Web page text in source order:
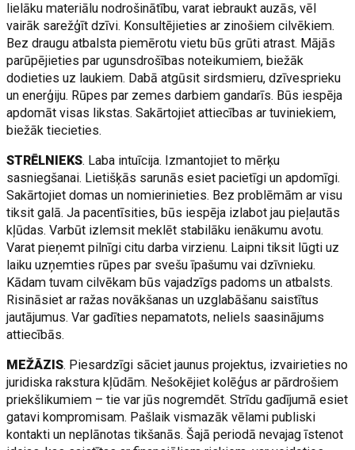
lielāku materiālu nodrošinātību, varat iebraukt auzās, vēl
vairāk sarežģīt dzīvi. Konsultējieties ar zinošiem cilvēkiem.
Bez draugu atbalsta piemērotu vietu būs grūti atrast. Mājās
parūpējieties par ugunsdrošības noteikumiem, biežāk
dodieties uz laukiem. Dabā atgūsit sirdsmieru, dzīvesprieku
un enerģiju. Rūpes par zemes darbiem gandarīs. Būs iespēja
apdomāt visas likstas. Sakārtojiet attiecības ar tuviniekiem,
biežāk tiecieties.
STRĒLNIEKS. Laba intuīcija. Izmantojiet to mērķu
sasniegšanai. Lietišķās sarunās esiet pacietīgi un apdomīgi.
Sakārtojiet domas un nomierinieties. Bez problēmām ar visu
tiksit galā. Ja pacentīsities, būs iespēja izlabot jau pieļautās
kļūdas. Varbūt izlemsit meklēt stabilāku ienākumu avotu.
Varat pieņemt pilnīgi citu darba virzienu. Laipni tiksit lūgti uz
laiku uzņemties rūpes par svešu īpašumu vai dzīvnieku.
Kādam tuvam cilvēkam būs vajadzīgs padoms un atbalsts.
Risināsiet ar ražas novākšanas un uzglabāšanu saistītus
jautājumus. Var gadīties nepamatots, neliels saasinājums
attiecībās.
MEŽĀZIS. Piesardzīgi sāciet jaunus projektus, izvairieties no
juridiska rakstura kļūdām. Nešokējiet kolēģus ar pārdrošiem
priekšlikumiem – tie var jūs nogremdēt. Strīdu gadījumā esiet
gatavi kompromisam. Pašlaik vismazāk vēlami publiski
kontakti un neplānotas tikšanās. Šajā periodā nevajag īstenot